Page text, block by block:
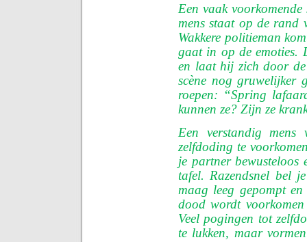
Een vaak
mens staat op de rand
Wakkere politieman
gaat in op de emoties.
en laat hij zich door de
scène nog gruwelijker
roepen: “Spring
kunnen ze? Zijn ze
Een verstandig
zelfdoding te
je partner bewusteloos
tafel. Razendsnel bel
maag leeg gepompt
dood wordt
Veel pogingen tot
te lukken, maar